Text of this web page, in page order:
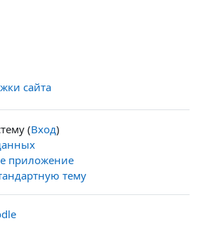
сайта
(Вход)
приложение
тему